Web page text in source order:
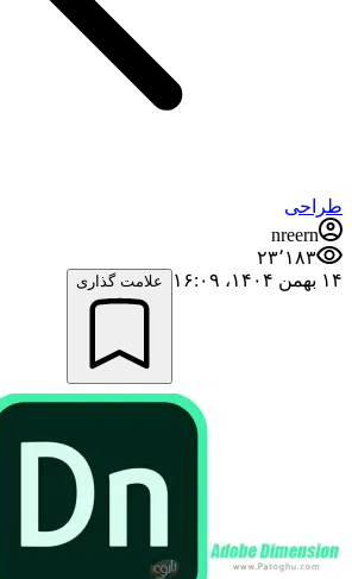
طراحی
nreern
۲۳٬۱۸۳
۱۴ بهمن ۱۴۰۴،‏ ۱۶:۰۹
علامت گذاری